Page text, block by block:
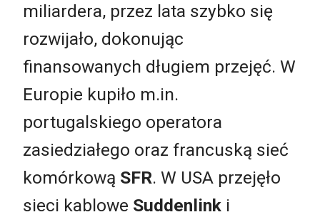
miliardera, przez lata szybko się
rozwijało, dokonując
finansowanych długiem przejęć. W
Europie kupiło m.in.
portugalskiego operatora
zasiedziałego oraz francuską sieć
komórkową SFR. W USA przejęło
sieci kablowe Suddenlink i